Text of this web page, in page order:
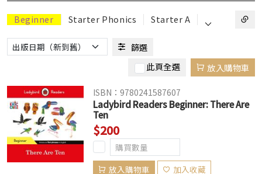
Beginner Starter Phonics Starter A ⌵
篩選
此頁全選
放入購物車
ISBN：9780241587607
Ladybird Readers Beginner: There Are
Ten
$200
放入購物車 加入收藏